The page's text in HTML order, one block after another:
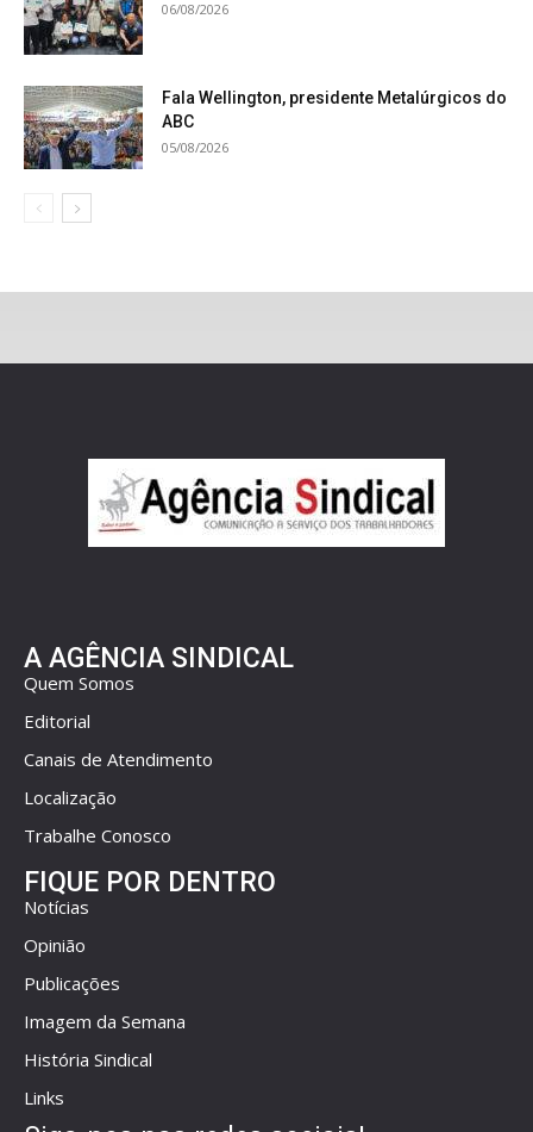
06/08/2026
Fala Wellington, presidente Metalúrgicos do
ABC
05/08/2026
A AGÊNCIA SINDICAL
Quem Somos
Editorial
Canais de Atendimento
Localização
Trabalhe Conosco
FIQUE POR DENTRO
Notícias
Opinião
Publicações
Imagem da Semana
História Sindical
Links